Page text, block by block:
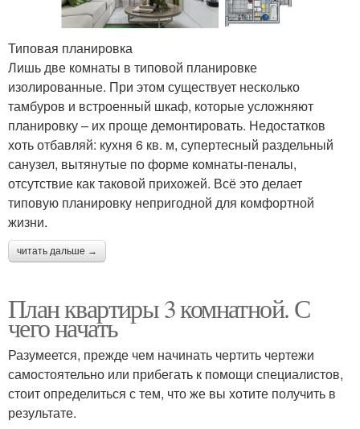
Типовая планировка
Лишь две комнаты в типовой планировке
изолированные. При этом существует несколько
тамбуров и встроенный шкаф, которые усложняют
планировку – их проще демонтировать. Недостатков
хоть отбавляй: кухня 6 кв. м, супертесный раздельный
санузел, вытянутые по форме комнаты-пеналы,
отсутствие как таковой прихожей. Всё это делает
типовую планировку непригодной для комфортной
жизни.
читать дальше →
План квартиры 3 комнатной. С
чего начать
Разумеется, прежде чем начинать чертить чертежи
самостоятельно или прибегать к помощи специалистов,
стоит определиться с тем, что же вы хотите получить в
результате.